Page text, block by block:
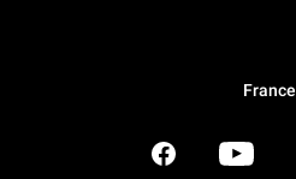
France